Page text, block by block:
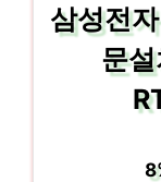
삼성전
문